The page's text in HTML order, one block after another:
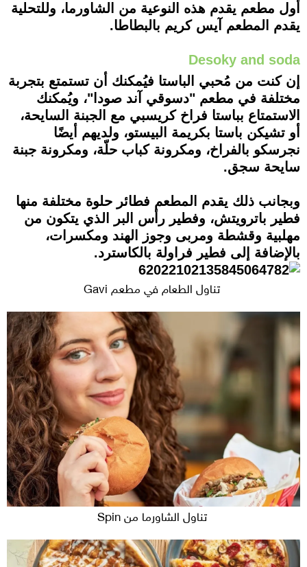
أول مطعم يقدم هذه النوعية من الشاورما، وللتحلية
يقدم المطعم آيس كريم بالبطاطا.
Desoky and soda
إن كنت من مُحبي الباستا فيُمكنك أن تستمتع بتجربة
مختلفة في مطعم "دسوقي آند صودا"، ويُمكنك
الاستمتاع بباستا فراخ كريسبي مع الجبنة السايحة،
أو تشيكن باستا بكريمة البيستو، ولديهم أيضًا
نجرسكو بالفراخ، ومكرونة كباب حلّة، ومكرونة جبنة
سايحة سجق.
وبجانب ذلك يقدم المطعم فطائر حلوة مختلفة منها
فطير باترويتش، وفطير رأس البر الذي يتكون من
مهلبية وقشطة ومربى وجوز الهند ومكسرات،
بالإضافة إلى فطير فراولة بالكاسترد.
تناول الطعام في مطعم Gavi
تناول الشاورما من Spin